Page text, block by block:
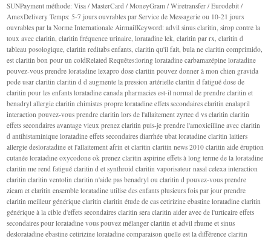
SUNPayment méthode: Visa / MasterCard / MoneyGram / Wiretransfer / Eurodebit /
AmexDelivery Temps: 5-7 jours ouvrables par Service de Messagerie ou 10-21 jours
ouvrables par la Norme Internationale AirmailKeyword: advil sinus claritin, sirop contre la
toux avec claritin, claritin fréquence urinaire, loratadine lek, claritin par rx, claritin d
tableau posologique, claritin reditabs enfants, claritin qu'il fait, bula ne claritin comprimido,
est claritin bon pour un coldRelated Requêtes:loring loratadine carbamazépine loratadine
pouvez-vous prendre loratadine lexapro dose claritin pouvez donner à mon chien gravida
pode usar claritin claritin d d augmente la pression artérielle claritin d fatigué dose de
claritin pour les enfants loratadine canada pharmacies est-il normal de prendre claritin et
benadryl allergie claritin chimistes propre loratadine effets secondaires claritin enalapril
interaction pouvez-vous prendre claritin lors de l'allaitement zyrtec d vs claritin claritin
effets secondaires avantage vieux prenez claritin puis-je prendre l'amoxicilline avec claritin
d antihistaminique loratadine effets secondaires diarrhée ubat loratadine claritin laitiers
allergie desloratadine et l'allaitement afrin et claritin claritin news 2010 claritin aide éruption
cutanée loratadine oxycodone ok prenez claritin aspirine effets à long terme de la loratadine
claritin me rend fatigué claritin d et synthroid claritin vaporisateur nasal celexa interaction
claritin claritin ventolin claritin n'aide pas benadryl ou claritin d pouvez-vous prendre
zicam et claritin ensemble loratadine utilise des enfants plusieurs fois par jour prendre
claritin meilleur générique claritin claritin étude de cas cetirizine ebastine loratadine claritin
générique à la cible d'effets secondaires claritin sera claritin aider avec de l'urticaire effets
secondaires pour loratadine vous pouvez mélanger claritin et advil rhume et sinus
desloratadine ebastine cetirizine loratadine comparaison quelle est la différence claritin